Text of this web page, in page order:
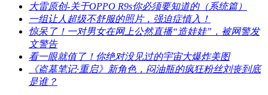
​大雷原创-关于OPPO R9s你必须要知道的（系统篇）
​一组让人超级不舒服的照片，强迫症慎入！
​惊呆了！一对男女在网上公然直播“造娃娃”，被网警发
文警告
​看一眼就值了！你绝对没见过的宇宙大爆炸美图
​《盗墓笔记·重启》新角色，闷油瓶的疯狂粉丝刘丧到底
是谁？